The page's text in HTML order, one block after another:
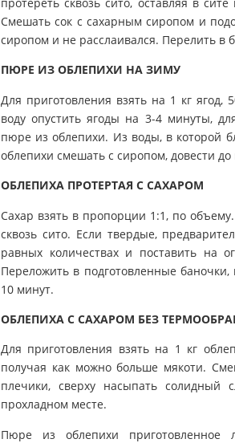
Смешать сок с сахарным сиропом и
сиропом и не расслаивался. Перелить в
ПЮРЕ ИЗ ОБЛЕПИХИ НА ЗИМУ
Для приготовления взять на 1 кг ягод,
воду опустить ягоды на 3-4 минуты,
пюре из облепихи. Из воды, в которой
облепихи смешать с сиропом, довести
ОБЛЕПИХА ПРОТЕРТАЯ С САХАРОМ
Сахар взять в пропорции 1:1, по
сквозь сито. Если твердые,
равных количествах и поставить на
Переложить в подготовленные
10 минут.
ОБЛЕПИХА С САХАРОМ БЕЗ
Для приготовления взять на 1 кг
получая как можно больше мякоти.
плечики, сверху насыпать
прохладном месте.
Пюре из облепихи